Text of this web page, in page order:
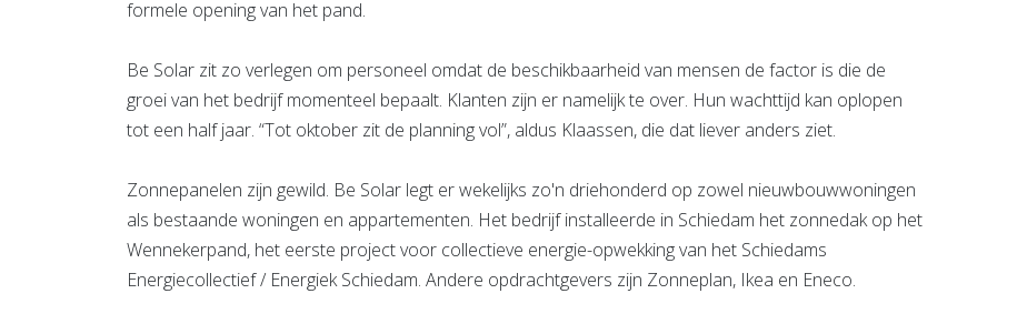
formele opening van het pand.
Be Solar zit zo verlegen om personeel omdat de beschikbaarheid van mensen de factor is die de
groei van het bedrijf momenteel bepaalt. Klanten zijn er namelijk te over. Hun wachttijd kan oplopen
tot een half jaar. “Tot oktober zit de planning vol”, aldus Klaassen, die dat liever anders ziet.
Zonnepanelen zijn gewild. Be Solar legt er wekelijks zo'n driehonderd op zowel nieuwbouwwoningen
als bestaande woningen en appartementen. Het bedrijf installeerde in Schiedam het zonnedak op het
Wennekerpand, het eerste project voor collectieve energie-opwekking van het Schiedams
Energiecollectief / Energiek Schiedam. Andere opdrachtgevers zijn Zonneplan, Ikea en Eneco.